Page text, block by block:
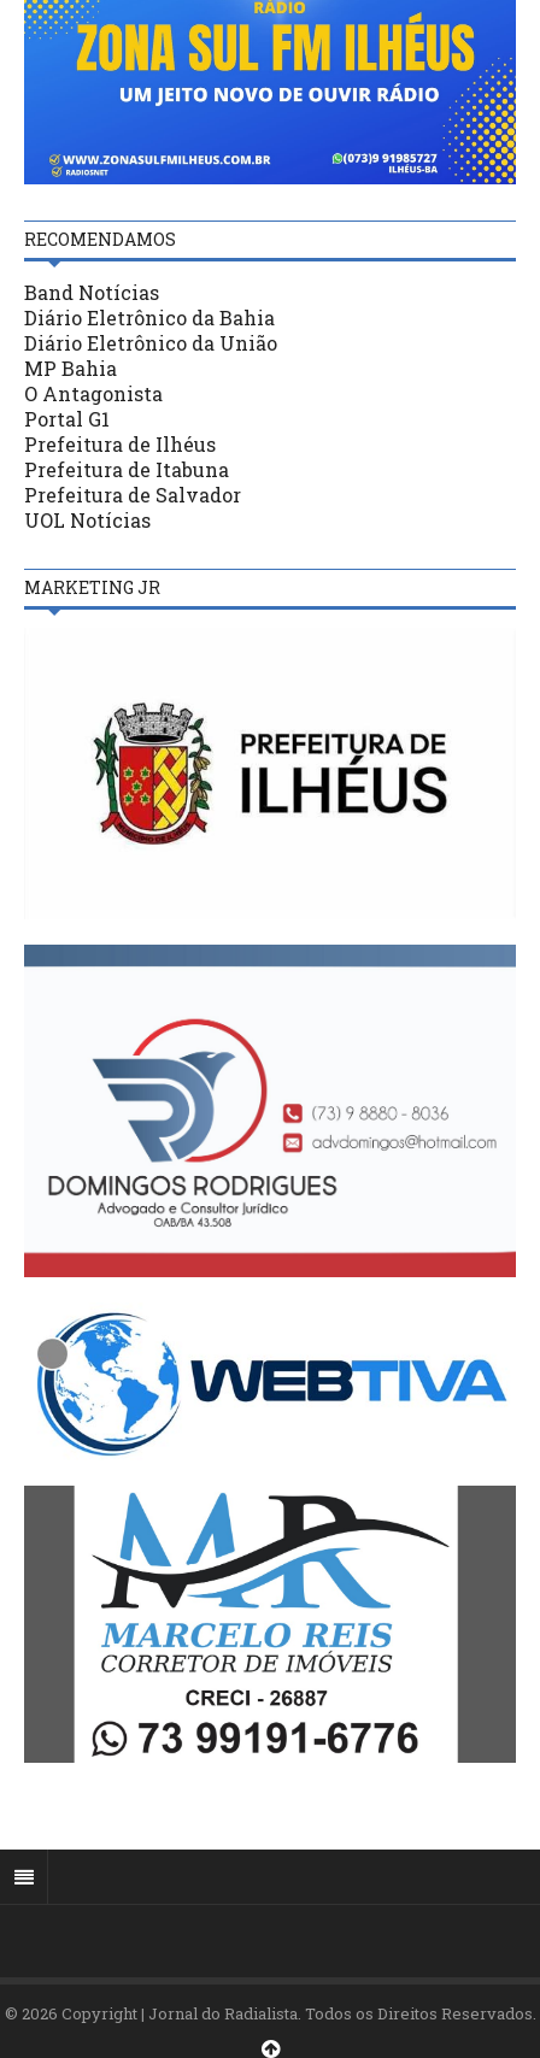
RECOMENDAMOS
Band Notícias
Diário Eletrônico da Bahia
Diário Eletrônico da União
MP Bahia
O Antagonista
Portal G1
Prefeitura de Ilhéus
Prefeitura de Itabuna
Prefeitura de Salvador
UOL Notícias
MARKETING JR
© 2026 Copyright | Jornal do Radialista. Todos os Direitos Reservados.